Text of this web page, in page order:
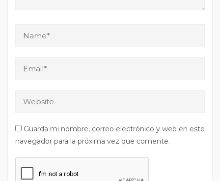
Guarda mi nombre, correo electrónico y web en este
navegador para la próxima vez que comente.